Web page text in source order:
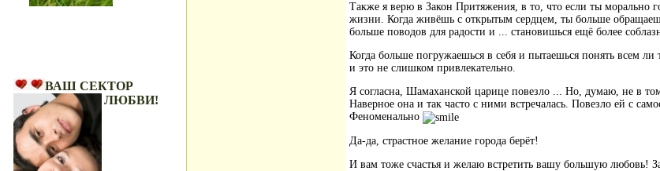
ВАШ СЕКТОР
ЛЮБВИ!
Также я верю в Закон Притяжения, в то, что если ты морально
жизни. Когда живёшь с открытым сердцем, ты больше
больше поводов для радости и ... становишься ещё более
Когда больше погружаешься в себя и пытаешься понять всем
и это не слишком привлекательно.
Я согласна, Шамаханской царице повезло ... Но, думаю, не в
Наверное она и так часто с ними встречалась. Повезло ей с
Феноменально
Да-да, страстное желание города берёт!
И вам тоже счастья и желаю встретить вашу большую любовь!